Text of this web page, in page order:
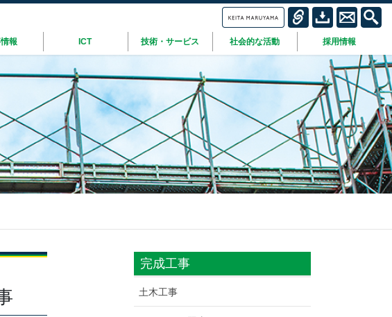
報 ICT 技術・サービス 社会的な活動 採用情報
完成工事
土木工事